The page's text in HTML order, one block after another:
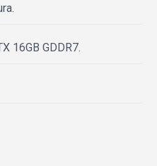
16GB GDDR7.